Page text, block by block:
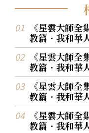
《星雲大師
教篇．我和華
《星雲大師
教篇．我和華
《星雲大師
教篇．我和華
《星雲大師
教篇．我和華